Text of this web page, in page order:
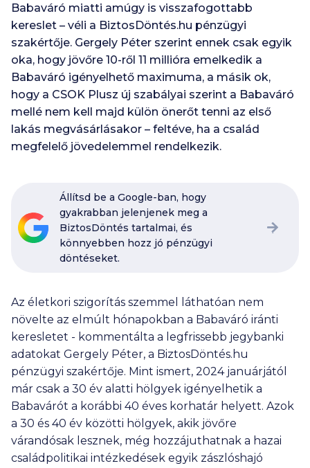
Babaváró miatti amúgy is visszafogottabb
kereslet – véli a BiztosDöntés.hu pénzügyi
szakértője. Gergely Péter szerint ennek csak egyik
oka, hogy jövőre 10-ről 11 millióra emelkedik a
Babaváró igényelhető maximuma, a másik ok,
hogy a CSOK Plusz új szabályai szerint a Babaváró
mellé nem kell majd külön önerőt tenni az első
lakás megvásárlásakor – feltéve, ha a család
megfelelő jövedelemmel rendelkezik.
Állítsd be a Google-ban, hogy
gyakrabban jelenjenek meg a
BiztosDöntés tartalmai, és
könnyebben hozz jó pénzügyi
döntéseket.
Az életkori szigorítás szemmel láthatóan nem
növelte az elmúlt hónapokban a Babaváró iránti
keresletet - kommentálta a legfrissebb jegybanki
adatokat Gergely Péter, a BiztosDöntés.hu
pénzügyi szakértője. Mint ismert, 2024 januárjától
már csak a 30 év alatti hölgyek igényelhetik a
Babavárót a korábbi 40 éves korhatár helyett. Azok
a 30 és 40 év közötti hölgyek, akik jövőre
várandósak lesznek, még hozzájuthatnak a hazai
családpolitikai intézkedések egyik zászlóshajó